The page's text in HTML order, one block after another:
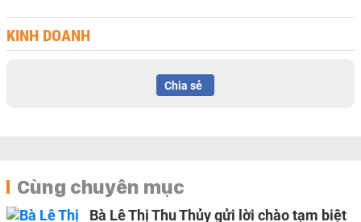
KINH DOANH
Chia sẻ
Cùng chuyên mục
Bà Lê Thị Thu Thủy gửi lời chào tạm biệt